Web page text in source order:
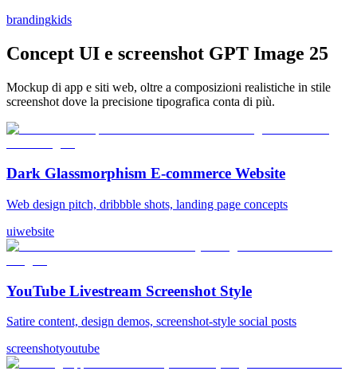
brandingkids
Concept UI e screenshot GPT Image 25
Mockup di app e siti web, oltre a composizioni realistiche in stile
screenshot dove la precisione tipografica conta di più.
Dark Glassmorphism E-commerce Website
Web design pitch, dribbble shots, landing page concepts
uiwebsite
YouTube Livestream Screenshot Style
Satire content, design demos, screenshot-style social posts
screenshotyoutube